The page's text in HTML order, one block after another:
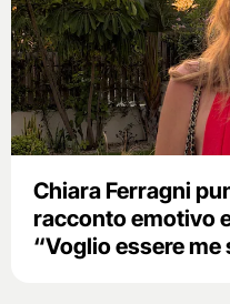
Chiara Ferragni
racconto emotivo
“Voglio essere me